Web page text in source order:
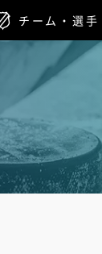
チーム・選手